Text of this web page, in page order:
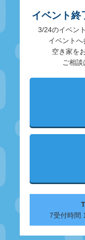
イベント終
3/24のイベン
イベントへ
空き家を
ご相談
7受付時間